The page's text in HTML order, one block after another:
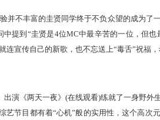
不丰富的圭贤同学终于不负众望的成为
提到“圭贤是4位MC中最辛苦的一位，
宣传自己的新歌，也不忘送上“毒舌”祝福，
演《两天一夜》(在线观看)练就了一身野
节目都有着“心机”般的实用性，这个高